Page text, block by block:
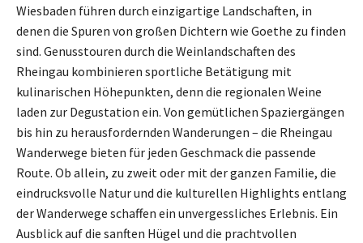
Wiesbaden führen durch einzigartige Landschaften, in
denen die Spuren von großen Dichtern wie Goethe zu finden
sind. Genusstouren durch die Weinlandschaften des
Rheingau kombinieren sportliche Betätigung mit
kulinarischen Höhepunkten, denn die regionalen Weine
laden zur Degustation ein. Von gemütlichen Spaziergängen
bis hin zu herausfordernden Wanderungen – die Rheingau
Wanderwege bieten für jeden Geschmack die passende
Route. Ob allein, zu zweit oder mit der ganzen Familie, die
eindrucksvolle Natur und die kulturellen Highlights entlang
der Wanderwege schaffen ein unvergessliches Erlebnis. Ein
Ausblick auf die sanften Hügel und die prachtvollen